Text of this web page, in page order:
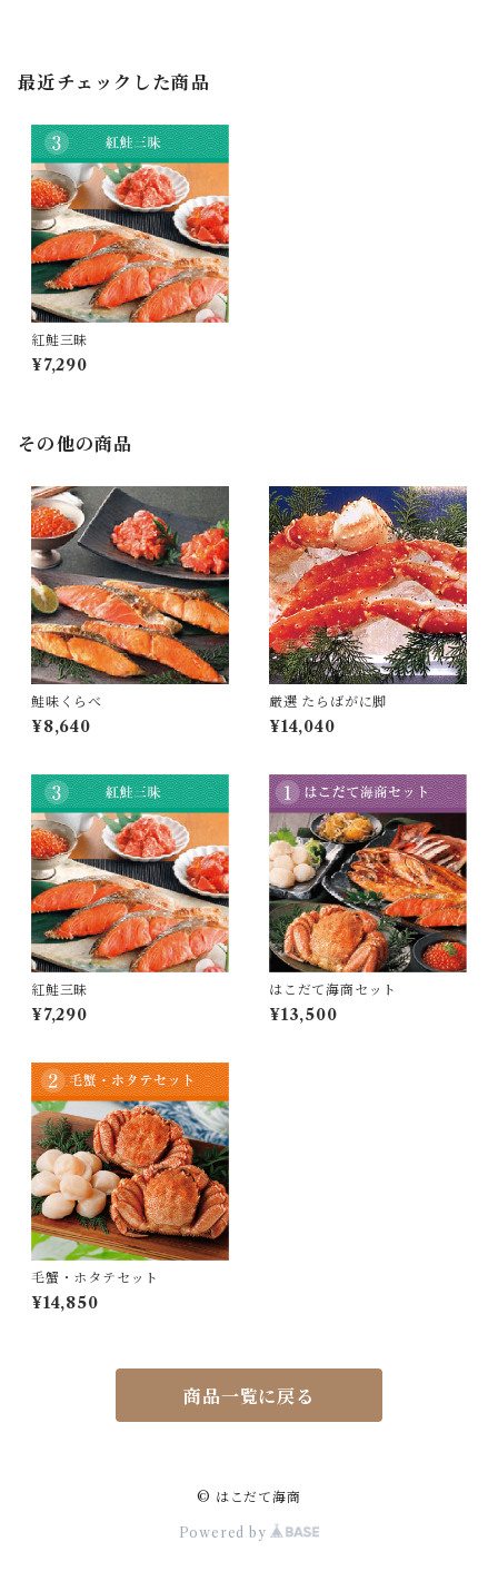
最近チェックした商品
紅鮭三昧
¥7,290
その他の商品
鮭味くらべ
¥8,640
厳選 たらばがに脚
¥14,040
紅鮭三昧
¥7,290
はこだて海商セット
¥13,500
毛蟹・ホタテセット
¥14,850
商品一覧に戻る
© はこだて海商
Powered by